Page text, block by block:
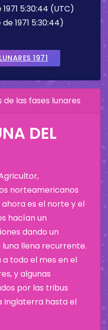
5:30:44 (UTC)
1971 5:30:44)
1971
las fases lunares
DEL
norteamericanos
es el norte y el
hacían un
dando un
llena recurrente.
todo el mes en el
y algunas
por las tribus
Inglaterra hasta el